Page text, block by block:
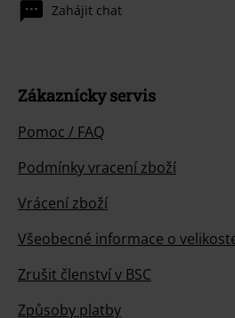
Zahájit chat
Zákaznícky servis
Pomoc / FAQ
Podmínky vracení zboží
Vrácení zboží
Všeobecné informace o
Zrušit členství v BSC
Způsoby platby